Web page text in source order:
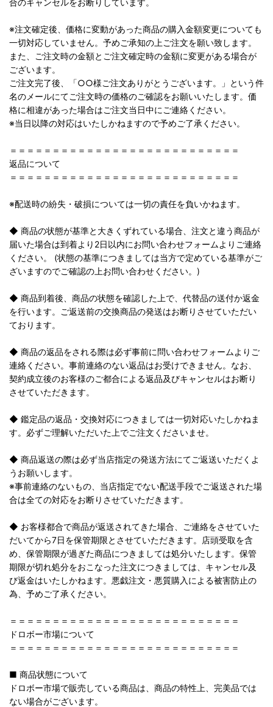
※注文確定後、価格に変動があった商品の購入金額変更についても
一切対応していません。予めご承知の上ご注文を願い致します。
また、ご注文時の金額とご注文確定時の金額に変更がある場合が
ございます。
ご注文完了後、「○○様ご注文ありがとうございます。」という件
名のメールにてご注文時の価格のご確認をお願いいたします。価
格に相違があった場合はご注文当日中にご連絡ください。
※当日以降の対応はいたしかねますので予めご了承ください。
＝＝＝＝＝＝＝＝＝＝＝＝＝＝＝＝＝＝＝＝＝＝＝＝＝＝＝
返品について
＝＝＝＝＝＝＝＝＝＝＝＝＝＝＝＝＝＝＝＝＝＝＝＝＝＝＝
※配送時の紛失・破損については一切の責任を負いかねます。
◆ 商品の状態が基準と大きくずれている場合、注文と違う商品が
届いた場合は到着より2日以内にお問い合わせフォームよりご連絡
ください。 (状態の基準につきましては当方で定めている基準がご
ざいますのでご確認の上お問い合わせください。)
◆ 商品到着後、商品の状態を確認した上で、代替品の送付か返金
を行います。ご返送前の交換商品の発送はお断りさせていただい
ております。
◆ 商品の返品をされる際は必ず事前に問い合わせフォームよりご
連絡ください。事前連絡のない返品はお受けできません。なお、
契約成立後のお客様のご都合による返品及びキャンセルはお断り
させていただきます。
◆ 鑑定品の返品・交換対応につきましては一切対応いたしかねま
す。必ずご理解いただいた上でご注文くださいませ。
◆ 商品返送の際は必ず当店指定の発送方法にてご返送いただくよ
うお願いします。
※事前連絡のないもの、当店指定でない配送手段でご返送された場
合は全ての対応をお断りさせていただきます。
◆ お客様都合で商品が返送されてきた場合、ご連絡をさせていた
だいてから7日を保管期限とさせていただきます。店頭受取を含
め、保管期限が過ぎた商品につきましては処分いたします。保管
期限が切れ処分をおこなった注文につきましては、キャンセル及
び返金はいたしかねます。悪戯注文・悪質購入による被害防止の
為、予めご了承ください。
＝＝＝＝＝＝＝＝＝＝＝＝＝＝＝＝＝＝＝＝＝＝＝＝＝＝＝
ドロボー市場について
＝＝＝＝＝＝＝＝＝＝＝＝＝＝＝＝＝＝＝＝＝＝＝＝＝＝＝
■ 商品状態について
ドロボー市場で販売している商品は、商品の特性上、完美品では
ない場合がございます。